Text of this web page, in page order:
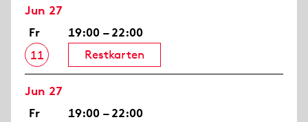
Jun 27
Fr
11
19:00 – 22:00
Restkarten
Jun 27
Fr
19:00 – 22:00